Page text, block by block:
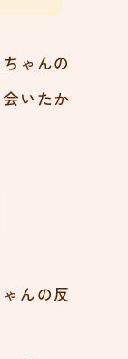
ゃんの
いたか
んの反